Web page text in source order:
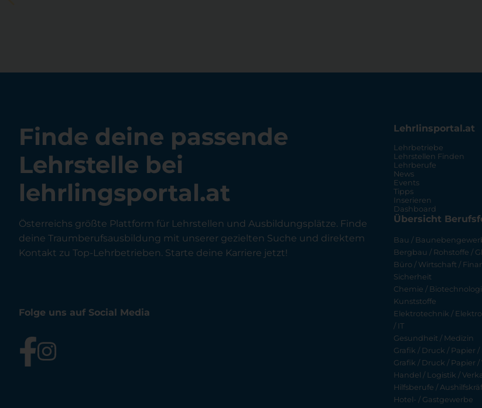
Finde deine passende
Lehrstelle bei
lehrlingsportal.at
Österreichs größte Plattform für Lehrstellen und Ausbildungsplätze. Finde
deine Traumberufsausbildung mit unserer gezielten Suche und direktem
Kontakt zu Top-Lehrbetrieben. Starte deine Karriere jetzt!
Folge uns auf Social Media
Lehrlinsportal.at
Lehrbetriebe
Lehrstellen Finden
Lehrberufe
News
Events
Tipps
Inserieren
Dashboard
Übersicht
Bau /
Bergbau / Rohstoffe /
Büro / Wirtschaft /
Sicherheit
Chemie /
Kunststoffe
Elektrotechnik /
/ IT
Gesundheit / Medizin
Grafik / Druck / Papier
Grafik / Druck / Papier
Handel / Logistik /
Hilfsberufe /
Hotel- / Gastgewerbe